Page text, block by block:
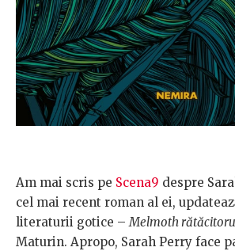
Am mai scris pe Scena9 despre
cel mai recent roman al ei,
literaturii gotice – Melmoth
Maturin. Apropo, Sarah Perry face